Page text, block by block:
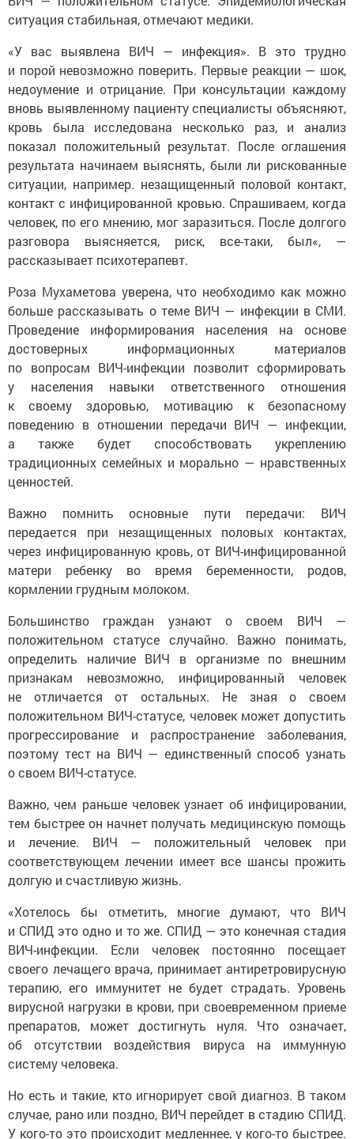
ситуация стабильная, отмечают медики.
«У вас выявлена ВИЧ — инфекция». В это трудно
и порой невозможно поверить. Первые реакции — шок,
недоумение и отрицание. При консультации каждому
вновь выявленному пациенту специалисты объясняют,
кровь была исследована несколько раз, и анализ
показал положительный результат. После оглашения
результата начинаем выяснять, были ли рискованные
ситуации, например. незащищенный половой контакт,
контакт с инфицированной кровью. Спрашиваем, когда
человек, по его мнению, мог заразиться. После долгого
разговора выясняется, риск, все-таки, был«, —
рассказывает психотерапевт.
Роза Мухаметова уверена, что необходимо как можно
больше рассказывать о теме ВИЧ — инфекции в СМИ.
Проведение информирования населения на основе
достоверных информационных материалов
по вопросам ВИЧ-инфекции позволит сформировать
у населения навыки ответственного отношения
к своему здоровью, мотивацию к безопасному
поведению в отношении передачи ВИЧ — инфекции,
а также будет способствовать укреплению
традиционных семейных и морально — нравственных
ценностей.
Важно помнить основные пути передачи: ВИЧ
передается при незащищенных половых контактах,
через инфицированную кровь, от ВИЧ-инфицированной
матери ребенку во время беременности, родов,
кормлении грудным молоком.
Большинство граждан узнают о своем ВИЧ —
положительном статусе случайно. Важно понимать,
определить наличие ВИЧ в организме по внешним
признакам невозможно, инфицированный человек
не отличается от остальных. Не зная о своем
положительном ВИЧ-статусе, человек может допустить
прогрессирование и распространение заболевания,
поэтому тест на ВИЧ — единственный способ узнать
о своем ВИЧ-статусе.
Важно, чем раньше человек узнает об инфицировании,
тем быстрее он начнет получать медицинскую помощь
и лечение. ВИЧ — положительный человек при
соответствующем лечении имеет все шансы прожить
долгую и счастливую жизнь.
«Хотелось бы отметить, многие думают, что ВИЧ
и СПИД это одно и то же. СПИД — это конечная стадия
ВИЧ-инфекции. Если человек постоянно посещает
своего лечащего врача, принимает антиретровирусную
терапию, его иммунитет не будет страдать. Уровень
вирусной нагрузки в крови, при своевременном приеме
препаратов, может достигнуть нуля. Что означает,
об отсутствии воздействия вируса на иммунную
систему человека.
Но есть и такие, кто игнорирует свой диагноз. В таком
случае, рано или поздно, ВИЧ перейдет в стадию СПИД.
У кого-то это происходит медленнее, у кого-то быстрее.